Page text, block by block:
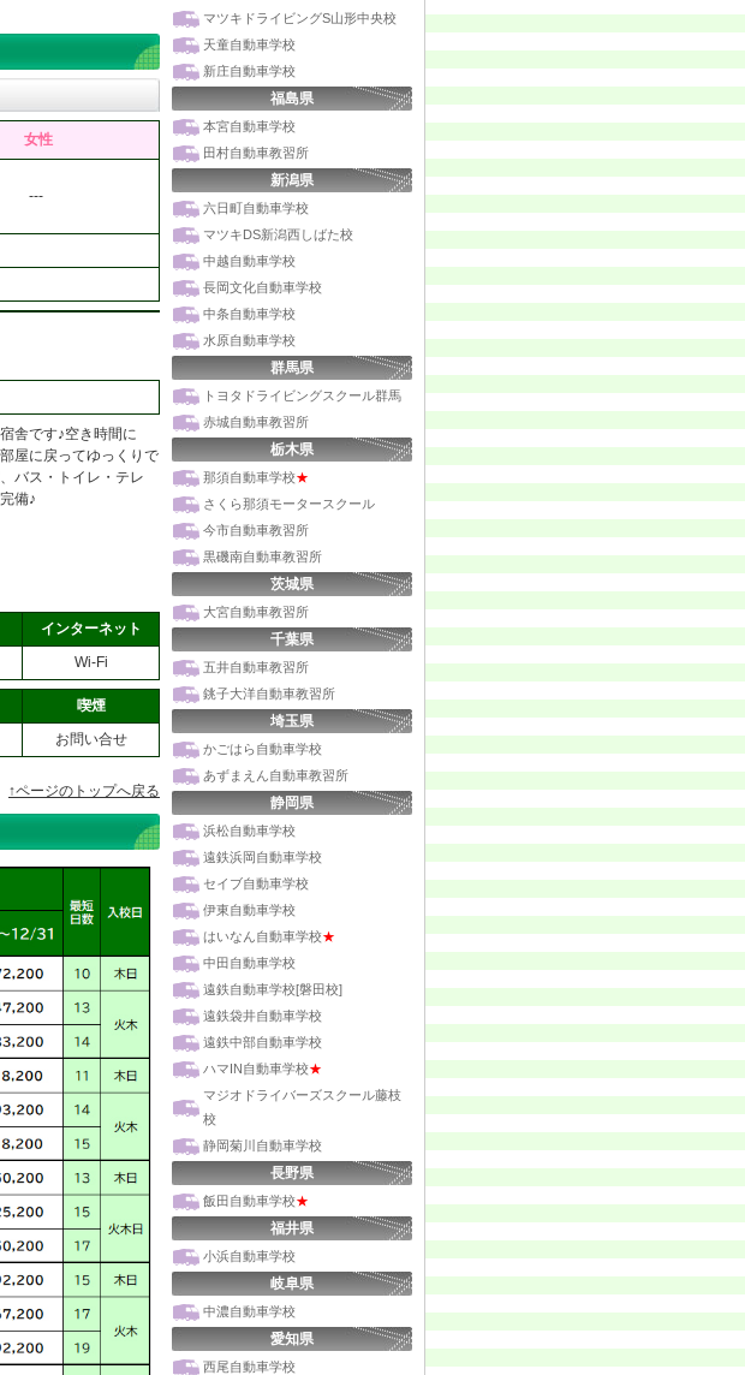
女性
---
舎です♪空き時間に
屋に戻ってゆっくりで
バス・トイレ・テレ
備♪
インターネット
Wi-Fi
喫煙
お問い合せ
↑ページのトップへ戻る
マツキドライビングS山形中央校
天童自動車学校
新庄自動車学校
福島県
本宮自動車学校
田村自動車教習所
新潟県
六日町自動車学校
マツキDS新潟西しばた校
中越自動車学校
長岡文化自動車学校
中条自動車学校
水原自動車学校
群馬県
トヨタドライビングスクール群馬
赤城自動車教習所
栃木県
那須自動車学校★
さくら那須モータースクール
今市自動車教習所
黒磯南自動車教習所
茨城県
大宮自動車教習所
千葉県
五井自動車教習所
銚子大洋自動車教習所
埼玉県
かごはら自動車学校
あずまえん自動車教習所
静岡県
浜松自動車学校
遠鉄浜岡自動車学校
セイブ自動車学校
伊東自動車学校
はいなん自動車学校★
中田自動車学校
遠鉄自動車学校[磐田校]
遠鉄袋井自動車学校
遠鉄中部自動車学校
ハマIN自動車学校★
マジオドライバーズスクール藤枝
校
静岡菊川自動車学校
長野県
飯田自動車学校★
福井県
小浜自動車学校
岐阜県
中濃自動車学校
愛知県
西尾自動車学校